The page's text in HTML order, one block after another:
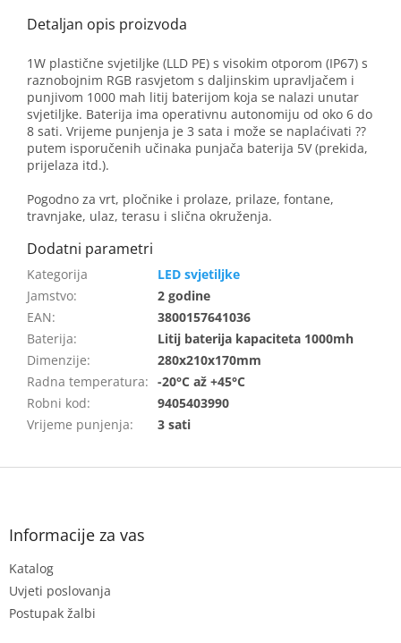
1W plastične svjetiljke (LLD PE) s visokim otporom (IP67) s
raznobojnim RGB rasvjetom s daljinskim upravljačem i
punjivom 1000 mah litij baterijom koja se nalazi unutar
svjetiljke. Baterija ima operativnu autonomiju od oko 6 do
8 sati. Vrijeme punjenja je 3 sata i može se naplaćivati ??
putem isporučenih učinaka punjača baterija 5V (prekida,
prijelaza itd.).
Pogodno za vrt, pločnike i prolaze, prilaze, fontane,
travnjake, ulaz, terasu i slična okruženja.
LED svjetiljke
Jamstvo:
2 godine
EAN:
3800157641036
Baterija:
Litij baterija kapaciteta 1000mh
Dimenzije:
280x210x170mm
Radna temperatura: -20°C až +45°C
Robni kod:
9405403990
Vrijeme punjenja: 3 sati
F
Informacije za vas
Katalog
Uvjeti poslovanja
Postupak žalbi